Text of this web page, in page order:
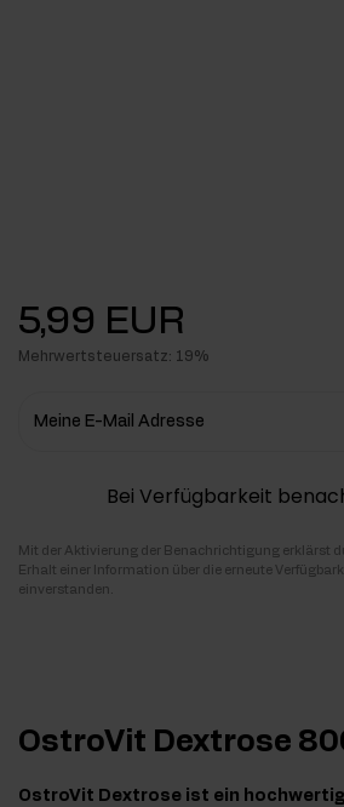
5,99 EUR
Mehrwertsteuersatz: 19%
Meine E-Mail Adresse
Bei Verfügbarkeit
Mit der Aktivierung der Benachrichtigung erklärst
Erhalt einer Information über die erneute
einverstanden.
OstroVit Dextrose
OstroVit Dextrose ist ein